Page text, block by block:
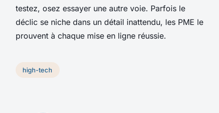
testez, osez essayer une autre voie. Parfois le
déclic se niche dans un détail inattendu, les PME le
prouvent à chaque mise en ligne réussie.
high-tech